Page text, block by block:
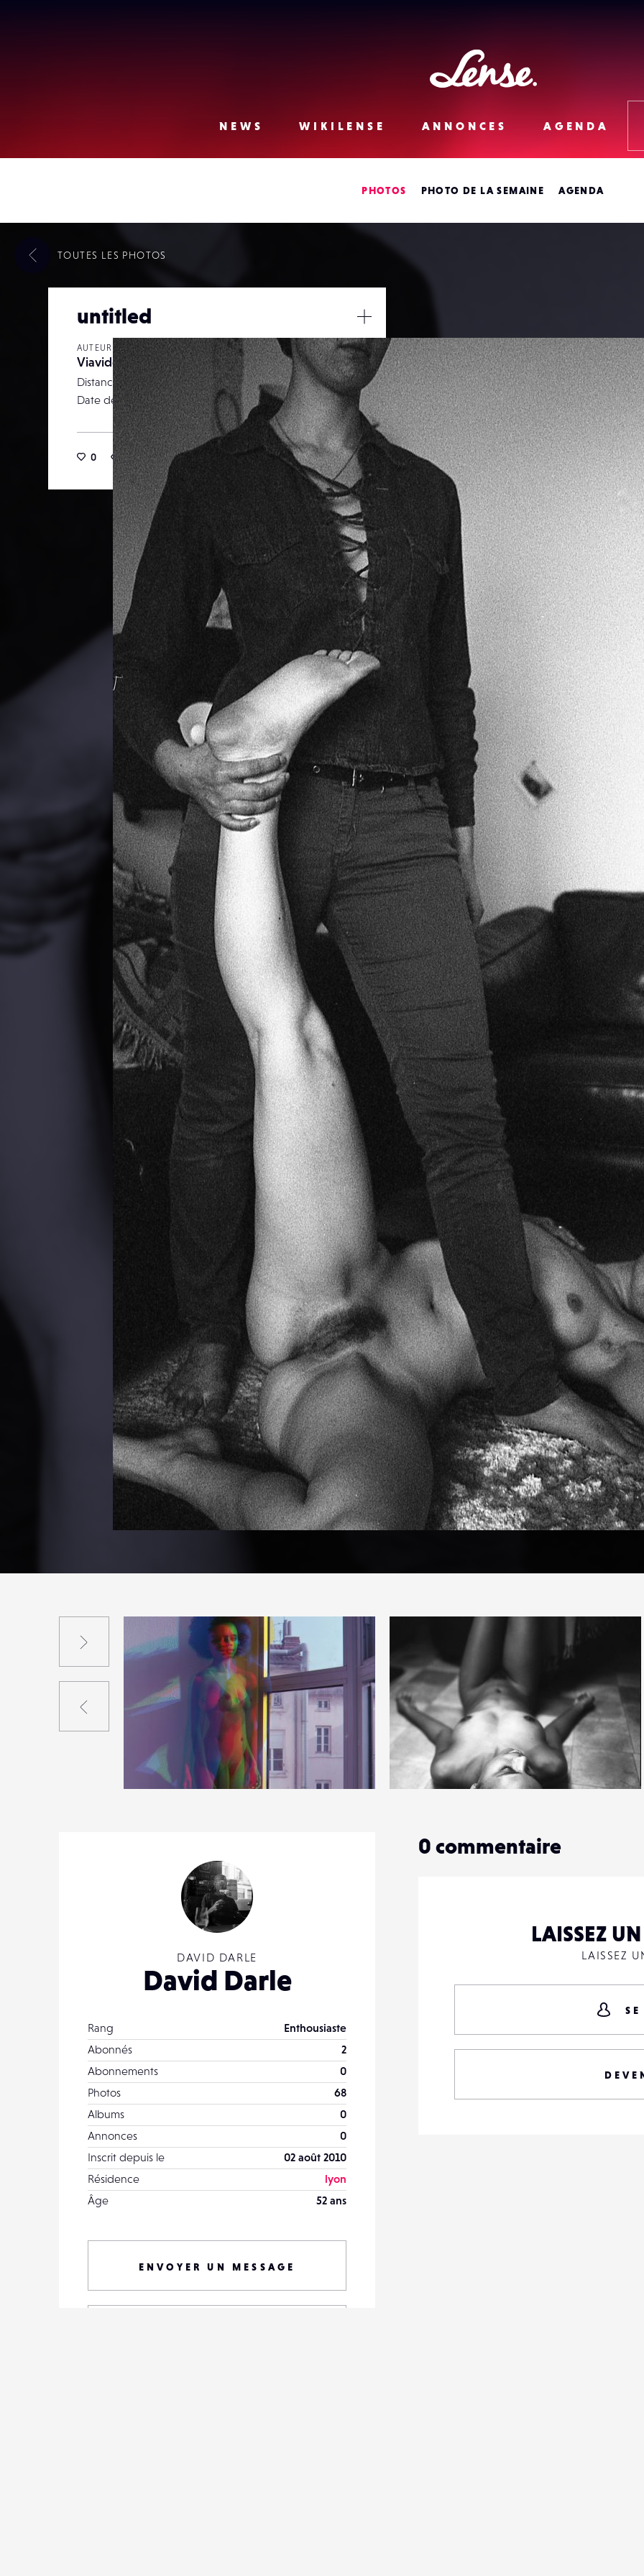
Lense
NEWS
WIKILENSE ANNONCES AGENDA
PHOTOS PHOTO DE LA SEMAINE AGENDA
untitled
AUTEUR
Viavidda
Distance focale
0 mm
Date de publication
15 novembre 2020
0 29 0
/
Fermer
TOUTES LES PHOTOS
25 34
Précédent
DAVID DARLE
David Darle
Rang
Enthousiaste
Abonnés
2
Abonnements
0
Photos
68
Albums
0
Annonces
0
Inscrit depuis le
02 août 2010
Résidence
lyon
Âge
52 ans
ENVOYER UN MESSAGE
0 commentaire
LAISSEZ
LAISSEZ